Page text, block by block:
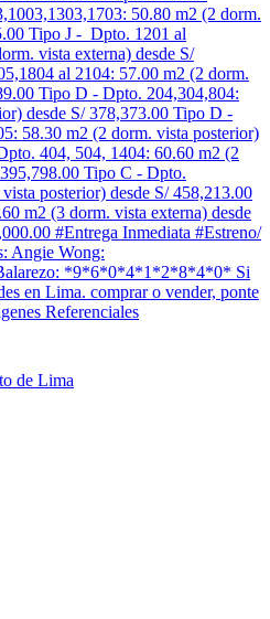
50.80 m2 (2 dorm.
Tipo J - Dpto. 1201 al
vista externa) desde S/
al 2104: 57.00 m2 (2 dorm.
Tipo D - Dpto. 204,304,804:
desde S/ 378,373.00 Tipo D -
58.30 m2 (2 dorm. vista posterior)
404, 504, 1404: 60.60 m2 (2
Tipo C - Dpto.
posterior) desde S/ 458,213.00
m2 (3 dorm. vista externa) desde
#Entrega Inmediata #Estreno/
Angie Wong:
*9*6*0*4*1*2*8*4*0* Si
en Lima. comprar o vender, ponte
Referenciales
de Lima